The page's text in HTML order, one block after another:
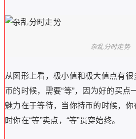
杂乱分时走势
从图形上看，极小值和极大值点有
币的时候，需要“等”，因为好的买点
魅力在于等待，当你持币的时候，你
时你在“等”卖点，“等”贯穿始终。